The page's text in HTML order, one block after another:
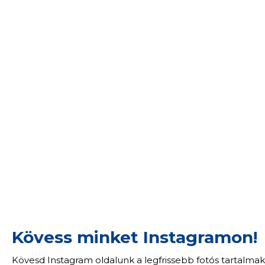
Kövess minket Instagramon!
Kövesd Instagram oldalunk a legfrissebb fotós